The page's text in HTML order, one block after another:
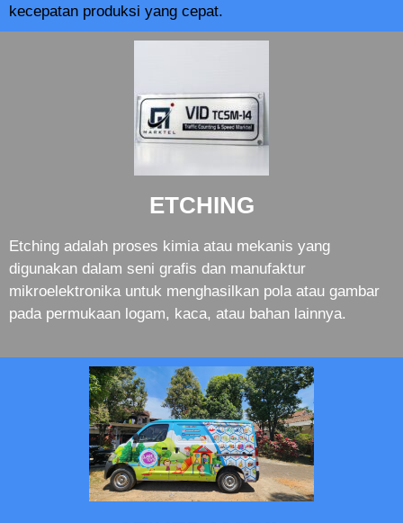
kecepatan produksi yang cepat.
ETCHING
Etching adalah proses kimia atau mekanis yang
digunakan dalam seni grafis dan manufaktur
mikroelektronika untuk menghasilkan pola atau gambar
pada permukaan logam, kaca, atau bahan lainnya.